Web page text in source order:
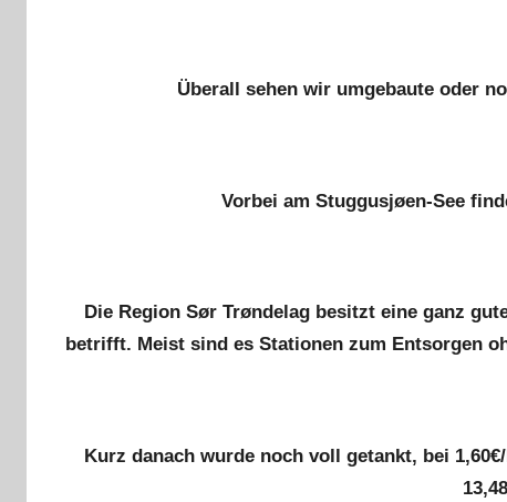
Überall sehen wir umgebaute oder
Vorbei am Stuggusjøen-See
Die Region Sør Trøndelag besitzt eine ganz
betrifft. Meist sind es Stationen zum Entsorgen
Kurz danach wurde noch voll getankt, bei